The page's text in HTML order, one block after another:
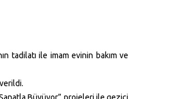
tadilatı ile imam evinin bakım ve